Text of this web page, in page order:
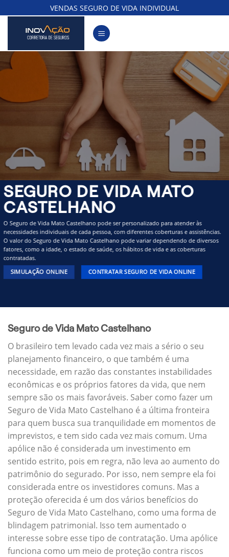
to
content
VENDAS SEGURO DE VIDA INDIVIDUAL
SEGURO DE VIDA MATO
CASTELHANO
O Seguro de Vida Mato Castelhano pode ser personalizado para atender às
necessidades individuais de cada pessoa, com diferentes coberturas e assistências.
O valor do Seguro de Vida Mato Castelhano pode variar dependendo de diversos
fatores, como a idade, o estado de saúde, os hábitos de vida e as coberturas
contratadas.
SIMULAÇÃO ONLINE CONTRATAR SEGURO DE VIDA ONLINE
Seguro de Vida Mato Castelhano
O brasileiro tem levado cada vez mais a sério o seu
planejamento financeiro, o que também é uma
necessidade, em razão das constantes instabilidades
econômicas e os próprios fatores da vida, que nem
sempre são os mais favoráveis. Saber como fazer um
Seguro de Vida Mato Castelhano é a última fronteira
para quem busca sua tranquilidade em momentos de
imprevistos, e tem sido cada vez mais comum. Uma
apólice não é considerada um investimento em
sentido estrito, pois em regra, não leva ao aumento do
patrimônio do segurado. Por isso, nem sempre ela foi
considerada entre os investidores comuns. Mas a
proteção oferecida é um dos vários benefícios do
Seguro de Vida Mato Castelhano, como uma forma de
blindagem patrimonial. Isso tem aumentado o
interesse sobre esse tipo de contratação. Uma apólice
funciona como um meio de proteção contra riscos